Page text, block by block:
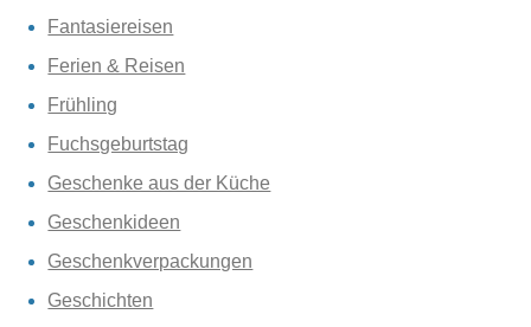
Fantasiereisen
Ferien & Reisen
Frühling
Fuchsgeburtstag
Geschenke aus der Küche
Geschenkideen
Geschenkverpackungen
Geschichten